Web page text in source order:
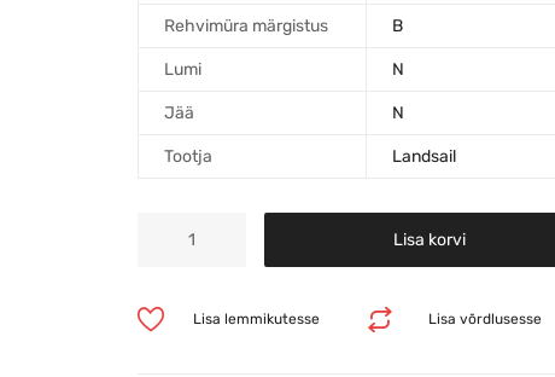
Rehvimüra märgistus B
Lumi N
Jää N
Tootja Landsail
Lisa korvi
Lisa võrdlusesse
Lisa lemmikutesse